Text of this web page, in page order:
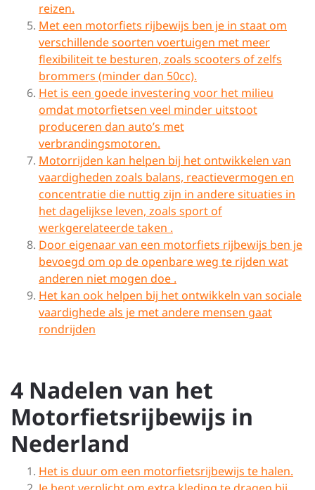
reizen.
Met een motorfiets rijbewijs ben je in staat om
verschillende soorten voertuigen met meer
flexibiliteit te besturen, zoals scooters of zelfs
brommers (minder dan 50cc).
Het is een goede investering voor het milieu
omdat motorfietsen veel minder uitstoot
produceren dan auto’s met
verbrandingsmotoren.
Motorrijden kan helpen bij het ontwikkelen van
vaardigheden zoals balans, reactievermogen en
concentratie die nuttig zijn in andere situaties in
het dagelijkse leven, zoals sport of
werkgerelateerde taken .
Door eigenaar van een motorfiets rijbewijs ben je
bevoegd om op de openbare weg te rijden wat
anderen niet mogen doe .
Het kan ook helpen bij het ontwikkeln van sociale
vaardighede als je met andere mensen gaat
rondrijden
4 Nadelen van het
Motorfietsrijbewijs in
Nederland
Het is duur om een motorfietsrijbewijs te halen.